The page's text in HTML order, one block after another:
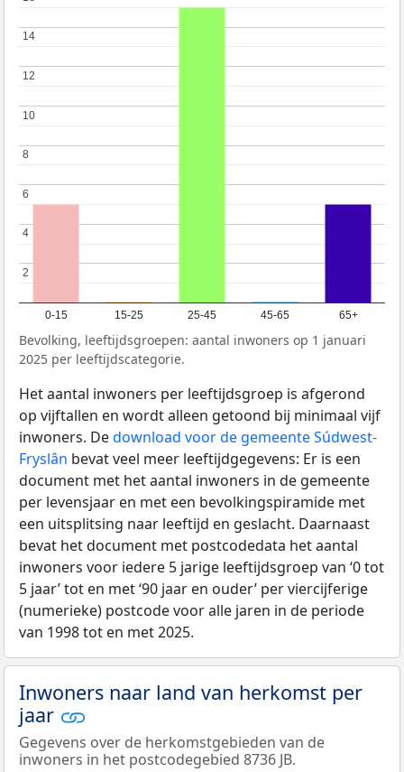
0-15 15-25 25-45 45-65 65+
2
2
4
4
6
6
8
8
10
10
12
12
14
14
Bevolking, leeftijdsgroepen: aantal inwoners op 1 januari
2025 per leeftijdscategorie.
Het aantal inwoners per leeftijdsgroep is afgerond
op vijftallen en wordt alleen getoond bij minimaal vijf
inwoners. Dedownload voor de gemeente Súdwest-
Fryslân bevat veel meer leeftijdgegevens: Er is een
document met het aantal inwoners in de gemeente
per levensjaar en met een bevolkingspiramide met
een uitsplitsing naar leeftijd en geslacht. Daarnaast
bevat het document met postcodedata het aantal
inwoners voor iedere 5 jarige leeftijdsgroep van ‘0 tot
5 jaar’ tot en met ‘90 jaar en ouder’ per viercijferige
(numerieke) postcode voor alle jaren in de periode
van 1998 tot en met 2025.
Inwoners naar land van herkomst per
jaar
Gegevens over de herkomstgebieden van de
inwoners in het postcodegebied 8736 JB.